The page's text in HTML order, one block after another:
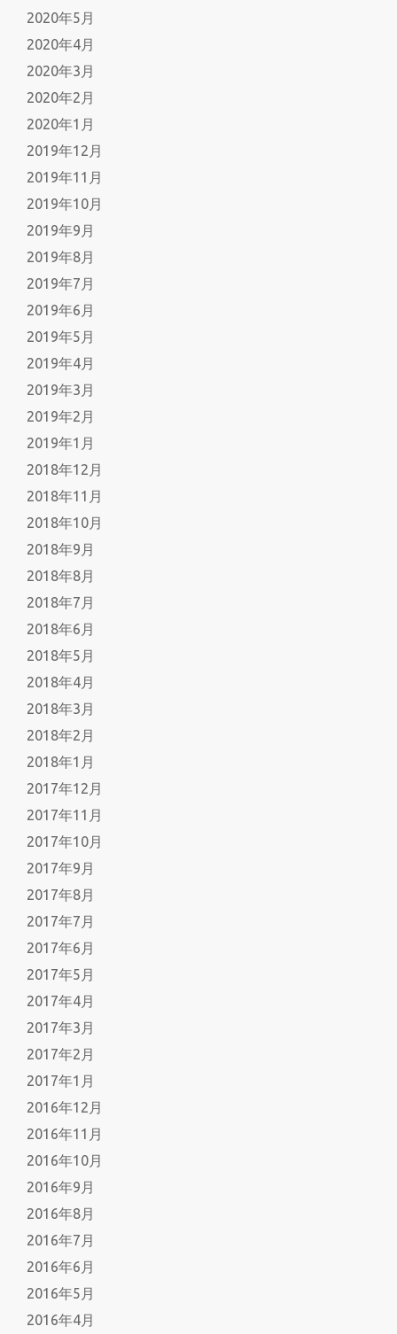
2020年5月
2020年4月
2020年3月
2020年2月
2020年1月
2019年12月
2019年11月
2019年10月
2019年9月
2019年8月
2019年7月
2019年6月
2019年5月
2019年4月
2019年3月
2019年2月
2019年1月
2018年12月
2018年11月
2018年10月
2018年9月
2018年8月
2018年7月
2018年6月
2018年5月
2018年4月
2018年3月
2018年2月
2018年1月
2017年12月
2017年11月
2017年10月
2017年9月
2017年8月
2017年7月
2017年6月
2017年5月
2017年4月
2017年3月
2017年2月
2017年1月
2016年12月
2016年11月
2016年10月
2016年9月
2016年8月
2016年7月
2016年6月
2016年5月
2016年4月